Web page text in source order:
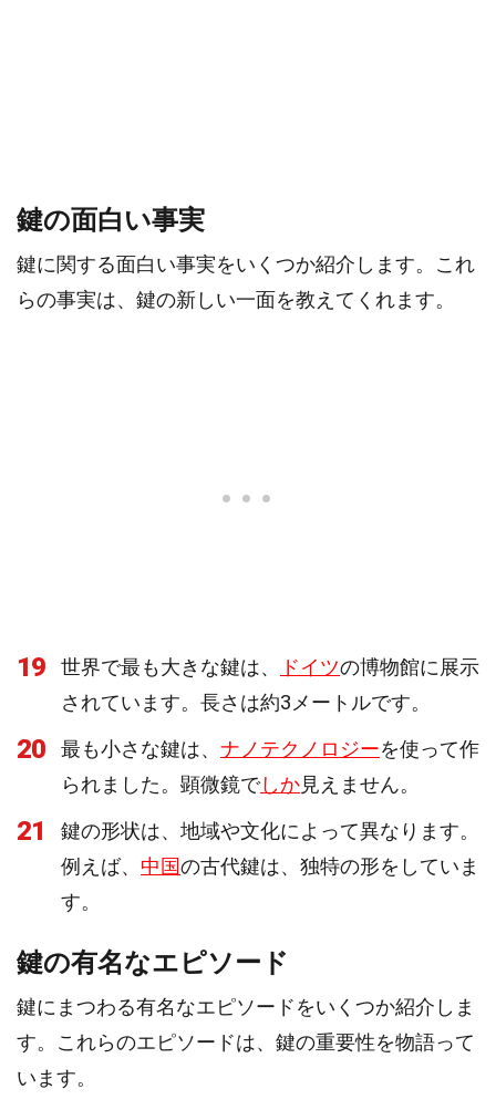
鍵の面白い事実
鍵に関する面白い事実をいくつか紹介します。これ
らの事実は、鍵の新しい一面を教えてくれます。
19 世界で最も大きな鍵は、 ドイツの博物館に展示
されています。長さは約3メートルです。
20 最も小さな鍵は、 ナノテクノロジーを使って作
られました。顕微鏡でしか見えません。
21
鍵の形状は、地域や文化によって異なります。
例えば、 中国の古代鍵は、独特の形をしていま
す。
鍵の有名なエピソード
鍵にまつわる有名なエピソードをいくつか紹介しま
す。これらのエピソードは、鍵の重要性を物語って
います。